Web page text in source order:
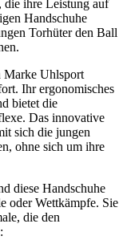
die ihre Leistung auf
Handschuhe
Torhüter den Ball
Marke Uhlsport
Ihr ergonomisches
bietet die
Das innovative
sich die jungen
ohne sich um ihre
diese Handschuhe
oder Wettkämpfe. Sie
die den